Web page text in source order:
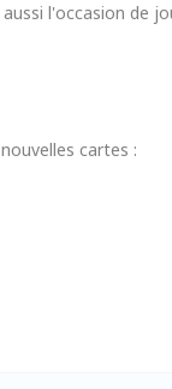
l'occasion de
cartes :